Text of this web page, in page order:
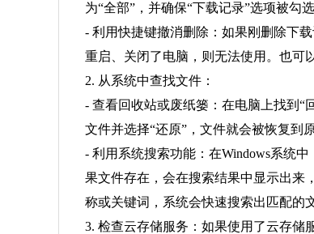
为“全部”，并确保“下载记录”选项被勾
- 利用快捷键撤消删除：如果刚删除下
重启、关闭了电脑，则无法使用。也可
2. 从系统中查找文件：
- 查看回收站或废纸篓：在电脑上找到“
文件并选择“还原”，文件就会被恢复到
- 利用系统搜索功能：在Windows系统
果文件存在，会在搜索结果中显示出来
称或关键词，系统会快速搜索出匹配的
3. 检查云存储服务：如果使用了云存储